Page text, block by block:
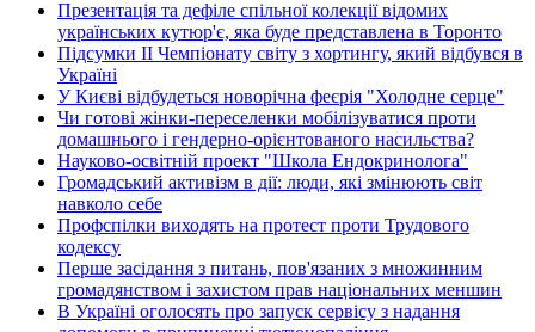
Презентація та дефіле спільної колекції відомих
українських кутюр'є, яка буде представлена в Торонто
Підсумки ІІ Чемпіонату світу з хортингу, який відбувся в
Україні
У Києві відбудеться новорічна феєрія "Холодне серце"
Чи готові жінки-переселенки мобілізуватися проти
домашнього і гендерно-орієнтованого насильства?
Науково-освітній проект "Школа Ендокринолога"
Громадський активізм в дії: люди, які змінюють світ
навколо себе
Профспілки виходять на протест проти Трудового
кодексу
Перше засідання з питань, пов'язаних з множинним
громадянством і захистом прав національних меншин
В Україні оголосять про запуск сервісу з надання